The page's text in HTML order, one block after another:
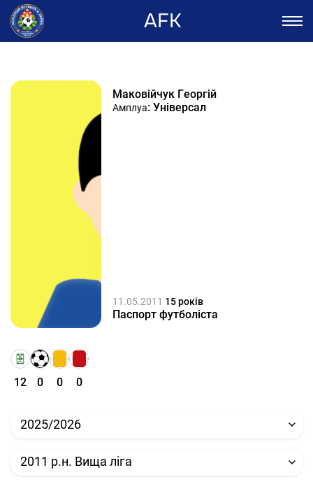
AFK
Маковійчук Георгій
Амплуа: Універсал
11.05.2011 15 років
Паспорт футболіста
12 0 0 0
2025/2026
2011 р.н. Вища ліга